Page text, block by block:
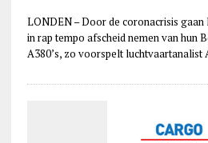
LONDEN – Door de coronacrisis
in rap tempo afscheid nemen van hun
A380’s, zo voorspelt